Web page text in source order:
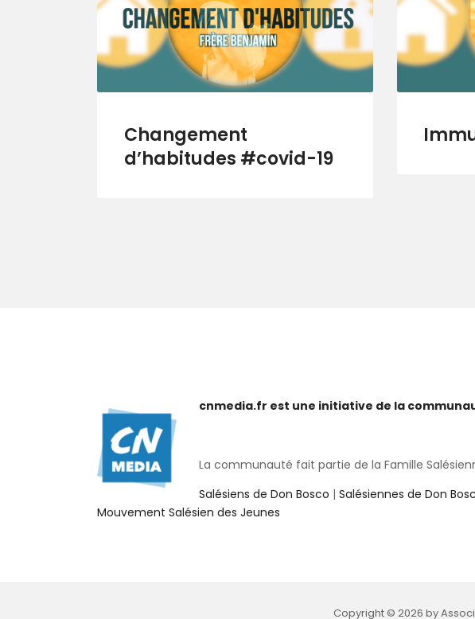
Changement
d’habitudes #covid-19
cnmedia.fr est une initiative de la
La communauté fait partie de la Famille
Salésiens de Don Bosco | Salésiennes de Don
Mouvement Salésien des Jeunes
Copyright © 2026 by